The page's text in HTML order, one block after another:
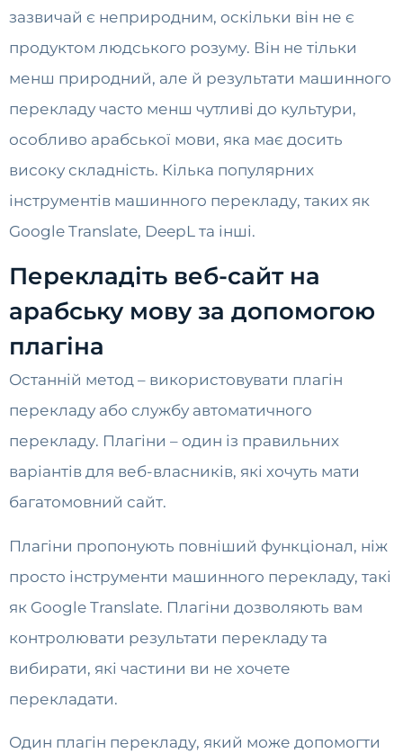
зазвичай є неприродним, оскільки він не є
продуктом людського розуму. Він не тільки
менш природний, але й результати машинного
перекладу часто менш чутливі до культури,
особливо арабської мови, яка має досить
високу складність. Кілька популярних
інструментів машинного перекладу, таких як
Google Translate, DeepL та інші.
Перекладіть веб-сайт на
арабську мову за допомогою
плагіна
Останній метод – використовувати плагін
перекладу або службу автоматичного
перекладу. Плагіни – один із правильних
варіантів для веб-власників, які хочуть мати
багатомовний сайт.
Плагіни пропонують повніший функціонал, ніж
просто інструменти машинного перекладу, такі
як Google Translate. Плагіни дозволяють вам
контролювати результати перекладу та
вибирати, які частини ви не хочете
перекладати.
Один плагін перекладу, який може допомогти